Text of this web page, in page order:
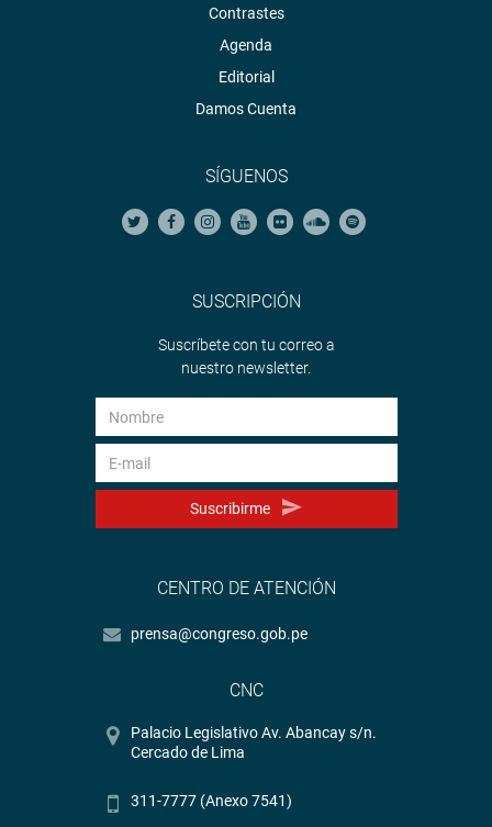
Contrastes
Agenda
Editorial
Damos Cuenta
SÍGUENOS
SUSCRIPCIÓN
Suscríbete con tu correo a
nuestro newsletter.
Suscribirme
CENTRO DE ATENCIÓN
prensa@congreso.gob.pe
CNC
Palacio Legislativo Av. Abancay s/n.
Cercado de Lima
311-7777 (Anexo 7541)